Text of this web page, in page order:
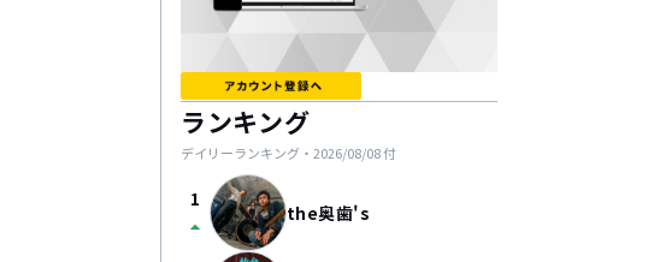
ランキング
デイリーランキング・ 2026/08/08付
1
arrow_drop_up the奥歯's